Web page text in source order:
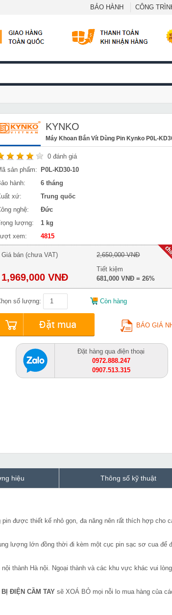
BẢO HÀNH CÔNG
KYNKO
Máy Khoan Bắn Vít Dùng Pin Kynko P0L-
0 đánh giá
sản phẩm:
P0L-KD30-10
hành:
6 tháng
xứ:
Trung quốc
nghệ:
Đức
lượng:
1 kg
xem:
4815
Giá bán (chưa VAT)
1,969,000 VNĐ
2,650,000 VNĐ
Tiết kiệm
681,000 VNĐ = 26%
số lượng: Còn hàng
Đặt mua BÁO GIÁ
Đặt hàng qua điện thoại
0972.888.247
0907.513.315
hiệu Thông số kỹ thuật
pin được thiết kế nhỏ gọn, đa năng nên rất thích hợp cho
lượng lớn đồng thời đi kèm một cục pin sạc sơ cua để
thành Hà nội. Ngoại thành và các khu vực khác vui
BỊ ĐIỆN CẦM TAY sẽ XOÁ BỎ mọi nỗi lo mua hàng của